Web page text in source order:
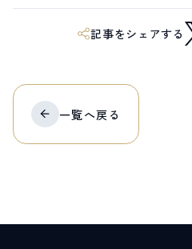
399-9301 長野県北安曇郡白馬村
Snow Peak LAND STATION
営業時間：9:00～17:00
記事をシェアする
一覧へ戻る